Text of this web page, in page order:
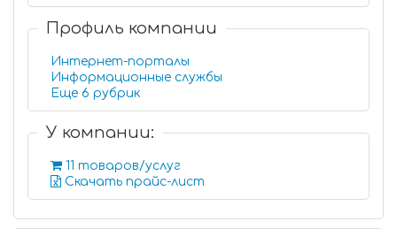
Профиль компании
Интернет-порталы
Информационные службы
Еще 6 рубрик
У компании:
11 товаров/услуг
Скачать прайс-лист